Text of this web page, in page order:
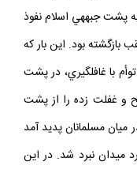
پشت جبهه‏ي اسلام نفوذ
بازگشته بود. اين بار که
با غافلگيري، در پشت
و غفلت زده را از پشت
مسلمانان پديد آمد
ميدان نبرد شد. در اين